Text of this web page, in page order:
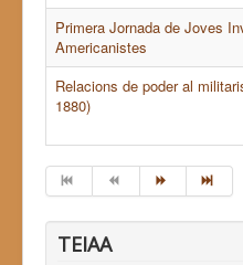
Primera Jornada de Joves
Americanistes
Relacions de poder al
1880)
TEIAA